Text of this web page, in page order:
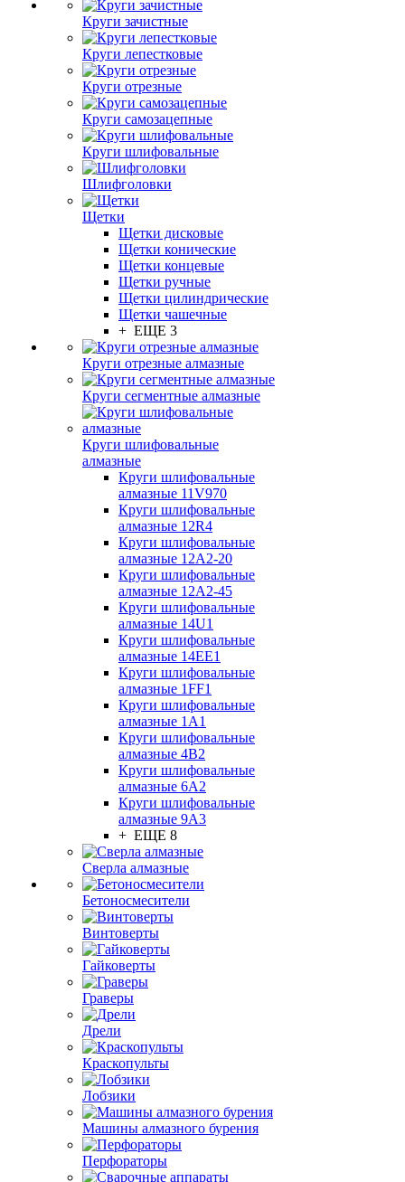
Круги зачистные
Круги лепестковые
Круги отрезные
Круги самозацепные
Круги шлифовальные
Шлифголовки
Щетки
Щетки дисковые
Щетки конические
Щетки концевые
Щетки ручные
Щетки цилиндрические
Щетки чашечные
+ ЕЩЕ 3
Круги отрезные алмазные
Круги сегментные алмазные
Круги шлифовальные
алмазные
Круги шлифовальные
алмазные 11V970
Круги шлифовальные
алмазные 12R4
Круги шлифовальные
алмазные 12А2-20
Круги шлифовальные
алмазные 12А2-45
Круги шлифовальные
алмазные 14U1
Круги шлифовальные
алмазные 14ЕЕ1
Круги шлифовальные
алмазные 1FF1
Круги шлифовальные
алмазные 1А1
Круги шлифовальные
алмазные 4В2
Круги шлифовальные
алмазные 6A2
Круги шлифовальные
алмазные 9А3
+ ЕЩЕ 8
Сверла алмазные
Бетоносмесители
Винтоверты
Гайковерты
Граверы
Дрели
Краскопульты
Лобзики
Машины алмазного бурения
Перфораторы